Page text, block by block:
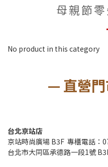
母親節
No product in this category
— 直營
台北京站店
京站時尚廣場 B3F 專櫃電話：
台北市大同區承德路一段1號